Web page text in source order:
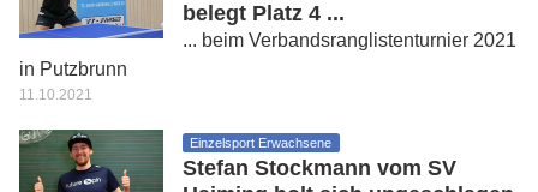
belegt Platz 4 ...
... beim Verbandsranglistenturnier 2021
in Putzbrunn
11.10.2021
Einzelsport Erwachsene
Stefan Stockmann vom SV